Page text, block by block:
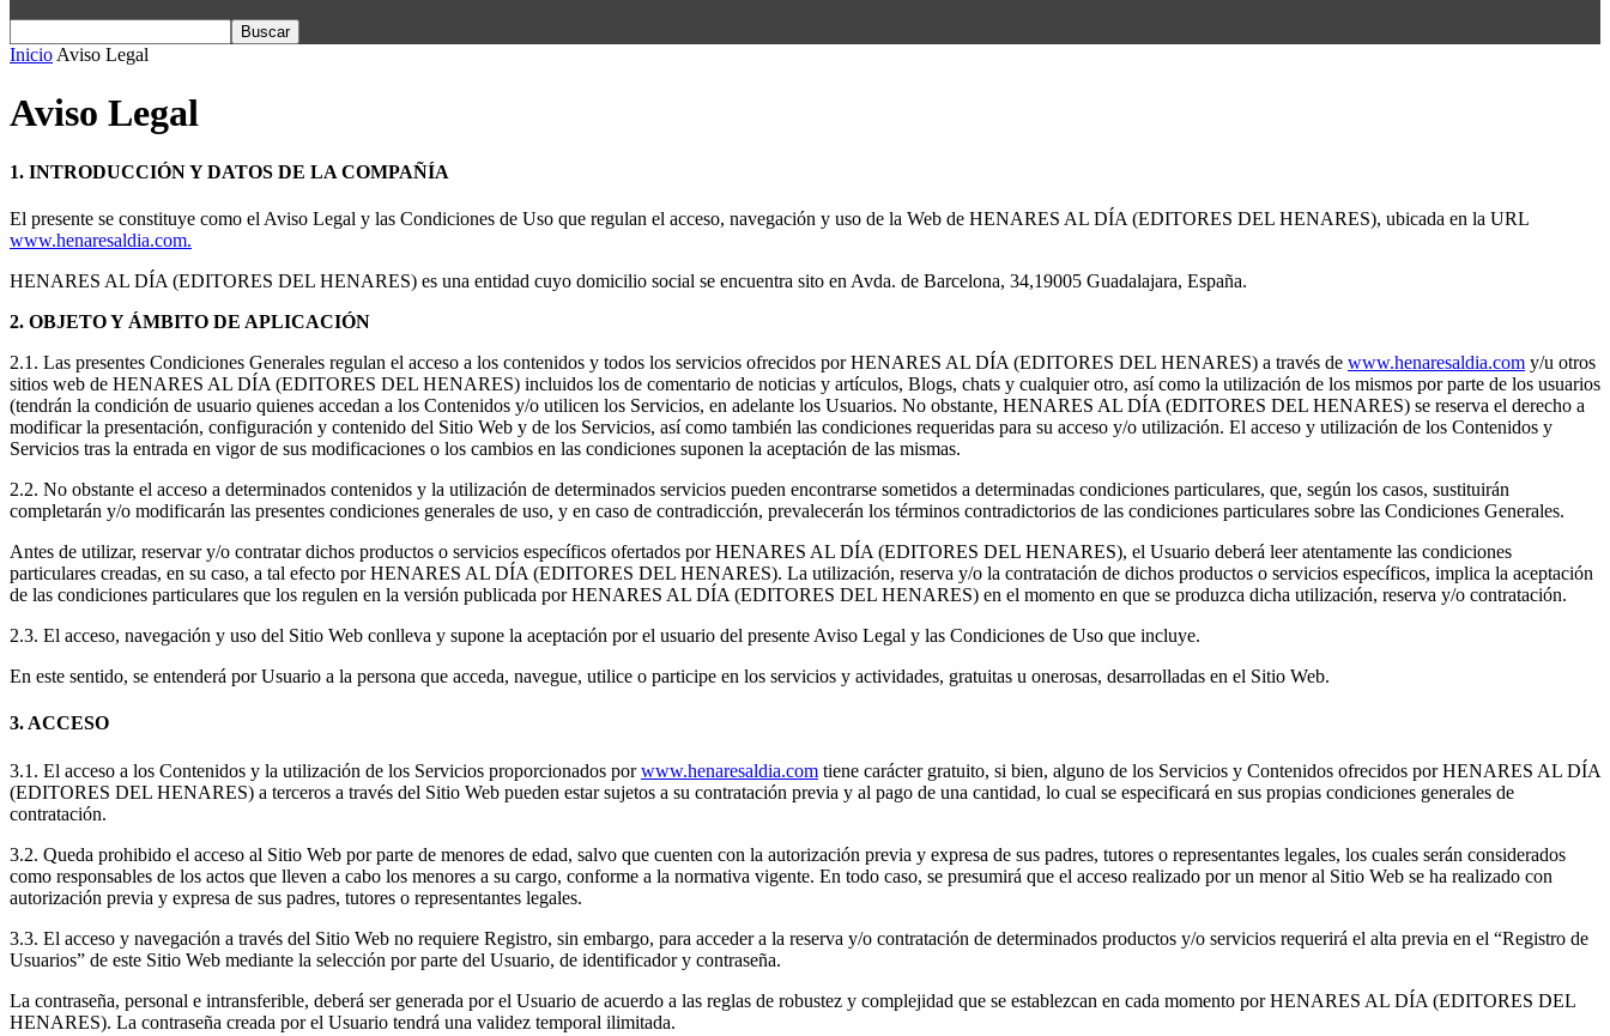
Inicio Aviso Legal
Aviso Legal
1. INTRODUCCIÓN Y DATOS DE LA COMPAÑÍA
El presente se constituye como el Aviso Legal y las Condiciones de Uso que regulan el acceso, navegación y uso de la Web de HENARES AL DÍA (EDITORES DEL HENARES), ubicada en la URL
www.henaresaldia.com.
HENARES AL DÍA (EDITORES DEL HENARES) es una entidad cuyo domicilio social se encuentra sito en Avda. de Barcelona, 34,19005 Guadalajara, España.
2. OBJETO Y ÁMBITO DE APLICACIÓN
2.1. Las presentes Condiciones Generales regulan el acceso a los contenidos y todos los servicios ofrecidos por HENARES AL DÍA (EDITORES DEL HENARES) a través de www.henaresaldia.com y/u otros
sitios web de HENARES AL DÍA (EDITORES DEL HENARES) incluidos los de comentario de noticias y artículos, Blogs, chats y cualquier otro, así como la utilización de los mismos por parte de los usuarios
(tendrán la condición de usuario quienes accedan a los Contenidos y/o utilicen los Servicios, en adelante los Usuarios. No obstante, HENARES AL DÍA (EDITORES DEL HENARES) se reserva el derecho a
modificar la presentación, configuración y contenido del Sitio Web y de los Servicios, así como también las condiciones requeridas para su acceso y/o utilización. El acceso y utilización de los Contenidos y
Servicios tras la entrada en vigor de sus modificaciones o los cambios en las condiciones suponen la aceptación de las mismas.
2.2. No obstante el acceso a determinados contenidos y la utilización de determinados servicios pueden encontrarse sometidos a determinadas condiciones particulares, que, según los casos, sustituirán
completarán y/o modificarán las presentes condiciones generales de uso, y en caso de contradicción, prevalecerán los términos contradictorios de las condiciones particulares sobre las Condiciones Generales.
Antes de utilizar, reservar y/o contratar dichos productos o servicios específicos ofertados por HENARES AL DÍA (EDITORES DEL HENARES), el Usuario deberá leer atentamente las condiciones
particulares creadas, en su caso, a tal efecto por HENARES AL DÍA (EDITORES DEL HENARES). La utilización, reserva y/o la contratación de dichos productos o servicios específicos, implica la aceptación
de las condiciones particulares que los regulen en la versión publicada por HENARES AL DÍA (EDITORES DEL HENARES) en el momento en que se produzca dicha utilización, reserva y/o contratación.
2.3. El acceso, navegación y uso del Sitio Web conlleva y supone la aceptación por el usuario del presente Aviso Legal y las Condiciones de Uso que incluye.
En este sentido, se entenderá por Usuario a la persona que acceda, navegue, utilice o participe en los servicios y actividades, gratuitas u onerosas, desarrolladas en el Sitio Web.
3. ACCESO
3.1. El acceso a los Contenidos y la utilización de los Servicios proporcionados porwww.henaresaldia.com tiene carácter gratuito, si bien, alguno de los Servicios y Contenidos ofrecidos por HENARES AL DÍA
(EDITORES DEL HENARES) a terceros a través del Sitio Web pueden estar sujetos a su contratación previa y al pago de una cantidad, lo cual se especificará en sus propias condiciones generales de
contratación.
3.2. Queda prohibido el acceso al Sitio Web por parte de menores de edad, salvo que cuenten con la autorización previa y expresa de sus padres, tutores o representantes legales, los cuales serán considerados
como responsables de los actos que lleven a cabo los menores a su cargo, conforme a la normativa vigente. En todo caso, se presumirá que el acceso realizado por un menor al Sitio Web se ha realizado con
autorización previa y expresa de sus padres, tutores o representantes legales.
3.3. El acceso y navegación a través del Sitio Web no requiere Registro, sin embargo, para acceder a la reserva y/o contratación de determinados productos y/o servicios requerirá el alta previa en el “Registro de
Usuarios” de este Sitio Web mediante la selección por parte del Usuario, de identificador y contraseña.
La contraseña, personal e intransferible, deberá ser generada por el Usuario de acuerdo a las reglas de robustez y complejidad que se establezcan en cada momento por HENARES AL DÍA (EDITORES DEL
HENARES). La contraseña creada por el Usuario tendrá una validez temporal ilimitada.